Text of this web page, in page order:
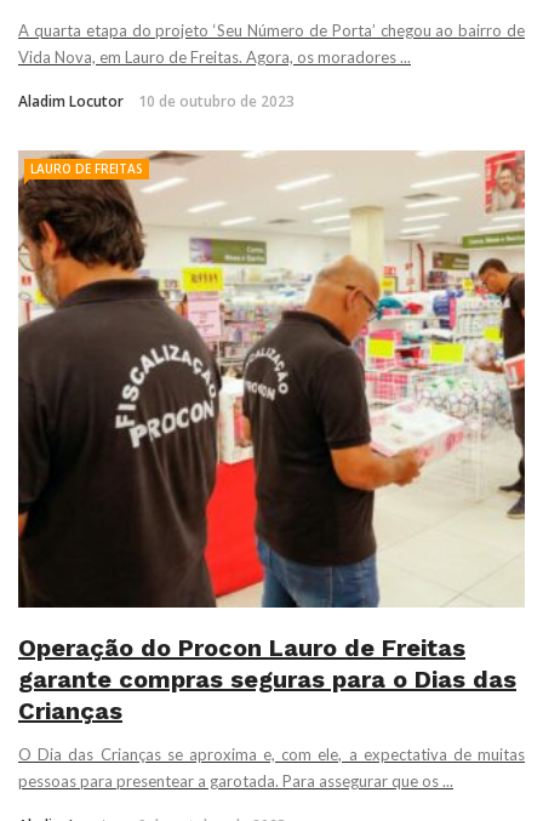
A quarta etapa do projeto ‘Seu Número de Porta’ chegou ao bairro de
Vida Nova, em Lauro de Freitas. Agora, os moradores ...
Aladim Locutor 10 de outubro de 2023
LAURO DE FREITAS
Operação do Procon Lauro de Freitas
garante compras seguras para o Dias das
Crianças
O Dia das Crianças se aproxima e, com ele, a expectativa de muitas
pessoas para presentear a garotada. Para assegurar que os ...